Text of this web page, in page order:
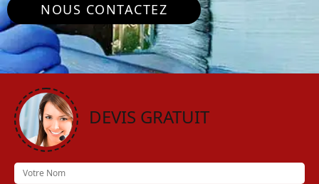
NOUS CONTACTEZ
DEVIS GRATUIT